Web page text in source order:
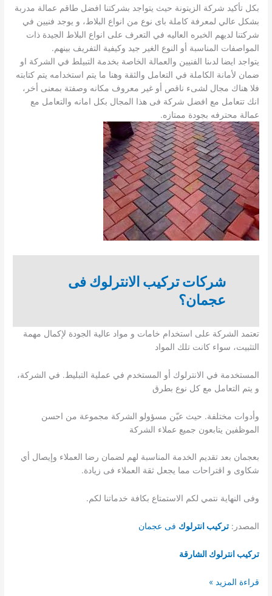
بكل تأكيد شركة الزيتونة حيث يتواجد بشركتنا افضل طاقم عمالة مدربة
بشكل عالي لمعرفة كاملة باى نوع من انواع البلاط، و يوجد فنيين في
شركتنا لديهم الخبره العاليه في التعرف على انواع البلاط الجيدة ذات
المواصفات المناسبة أو النوع الغير جيد وكيفية التفريف بينهم.
يتواجد ايضا لدىنا الفنيين والعمالة الخاصة بخدمة التبيلط في الشركة او
ضمان لأمانة الكاملة في التعامل والثقة وهنا ما يتم استخدامه يتم كتابته
فلا هناك مجال لشىء ناقص أو غير معروف مكانه وصفتة بمعنى أخر،
انك تتعامل مع افضل شركة فى هذا المجال بكل امانه والتعامل مع
عمالة محترفه بجودة ممتازه.
شركات تركيب الانترلوك فى
عجمان؟
تعتمد الشركة على استخدام خامات و مواد عالية الجودة لإكمال مهمة
التثبيت، سواء كانت تلك المواد
المستخدمة في الانترلوك أو المستخدم في عملية التبليط. في الشركة،
و يتم التعامل مع كل نوع بطرق
وأدوات مختلفة. حيث عيّن مسؤولو الشركة مجموعة من احسن
الموظفين يتابعون جميع عملاء الشركة
بعجمان بعد تقديم الخدمة المناسبة لهم لضمان رضا العملاء وإيصال أي
شكاوى و اقتراحات مما يجعل ثقة العملاء فى زيادة.
وفى النهاية نتمي لكم الاستمتاع بكافة خدماتنا لكم.
المصدر:تركيب انترلوك فى عجمان
تركيب انترلوك الشارقة
شركة
قراءة المزيد »